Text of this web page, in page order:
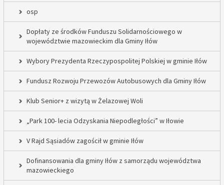
osp
Dopłaty ze środków Funduszu Solidarnościowego w
województwie mazowieckim dla Gminy Iłów
Wybory Prezydenta Rzeczypospolitej Polskiej w gminie Iłów
Fundusz Rozwoju Przewozów Autobusowych dla Gminy Iłów
Klub Senior+ z wizytą w Żelazowej Woli
„Park 100- lecia Odzyskania Niepodległości” w Iłowie
V Rajd Sąsiadów zagościł w gminie Iłów
Dofinansowania dla gminy Iłów z samorządu województwa
mazowieckiego